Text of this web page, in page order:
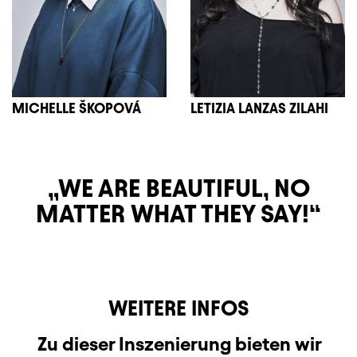
MICHELLE ŠKOPOVÁ LETIZIA LANZAS ZILAHI
WE ARE BEAUTIFUL, NO
MATTER WHAT THEY SAY!
WEITERE INFOS
Zu dieser Inszenierung bieten wir